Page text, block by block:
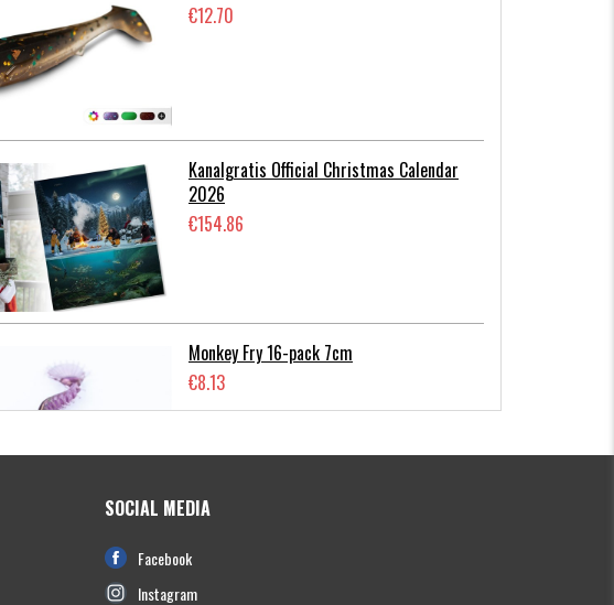
€12.70
Kanalgratis Official Christmas Calendar
2026
€154.86
Monkey Fry 16-pack 7cm
€8.13
pack
€12.70
SOCIAL MEDIA
Facebook
Instagram